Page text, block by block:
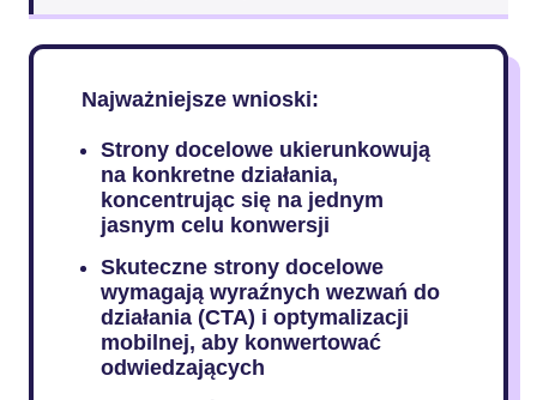
Najważniejsze wnioski:
Strony docelowe ukierunkowują
na konkretne działania,
koncentrując się na jednym
jasnym celu konwersji
Skuteczne strony docelowe
wymagają wyraźnych wezwań do
działania (CTA) i optymalizacji
mobilnej, aby konwertować
odwiedzających